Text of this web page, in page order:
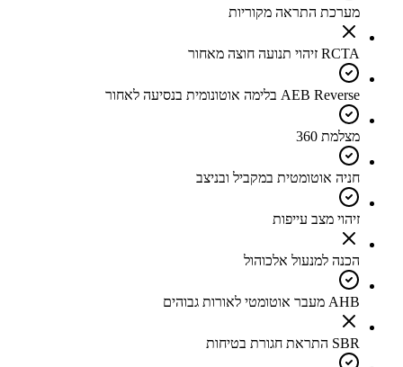
מערכת התראה מקוריות
RCTA זיהוי תנועה חוצה מאחור
AEB Reverse בלימה אוטונומית בנסיעה לאחור
מצלמת 360
חניה אוטומטית במקביל ובניצב
זיהוי מצב עייפות
הכנה למנעול אלכוהול
AHB מעבר אוטומטי לאורות גבוהים
SBR התראת חגורת בטיחות